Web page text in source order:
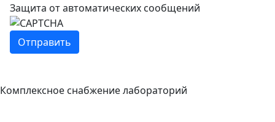
Защита от автоматических сообщений
Комплексное снабжение лабораторий